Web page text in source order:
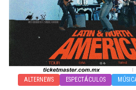
ALTERNEWS ESPECTÁCULOS